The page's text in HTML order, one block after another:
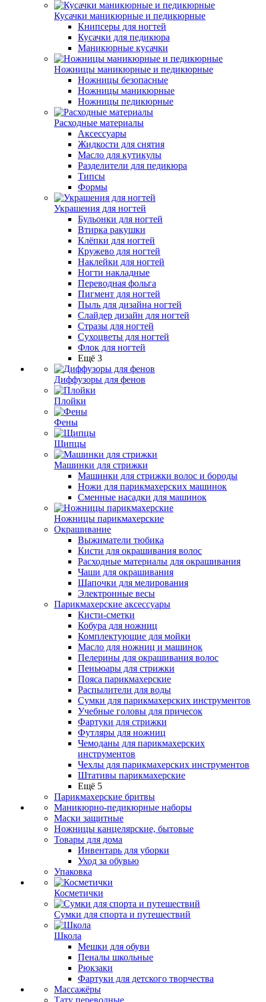
Кусачки маникюрные и педикюрные
Книпсеры для ногтей
Кусачки для педикюра
Маникюрные кусачки
Ножницы маникюрные и педикюрные
Ножницы безопасные
Ножницы маникюрные
Ножницы педикюрные
Расходные материалы
Аксессуары
Жидкости для снятия
Масло для кутикулы
Разделители для педикюра
Типсы
Формы
Украшения для ногтей
Бульонки для ногтей
Втирка ракушки
Клёпки для ногтей
Кружево для ногтей
Наклейки для ногтей
Ногти накладные
Переводная фольга
Пигмент для ногтей
Пыль для дизайна ногтей
Слайдер дизайн для ногтей
Стразы для ногтей
Сухоцветы для ногтей
Флок для ногтей
Ещё 3
Диффузоры для фенов
Плойки
Фены
Щипцы
Машинки для стрижки
Машинки для стрижки волос и бороды
Ножи для парикмахерских машинок
Сменные насадки для машинок
Ножницы парикмахерские
Окрашивание
Выжиматели тюбика
Кисти для окрашивания волос
Расходные материалы для окрашивания
Чаши для окрашивания
Шапочки для мелирования
Электронные весы
Парикмахерские аксессуары
Кисти-сметки
Кобура для ножниц
Комплектующие для мойки
Масло для ножниц и машинок
Пелерины для окрашивания волос
Пеньюары для стрижки
Пояса парикмахерские
Распылители для воды
Сумки для парикмахерских инструментов
Учебные головы для причесок
Фартуки для стрижки
Футляры для ножниц
Чемоданы для парикмахерских
инструментов
Чехлы для парикмахерских инструментов
Штативы парикмахерские
Ещё 5
Парикмахерские бритвы
Маникюрно-педикюрные наборы
Маски защитные
Ножницы канцелярские, бытовые
Товары для дома
Инвентарь для уборки
Уход за обувью
Упаковка
Косметички
Сумки для спорта и путешествий
Школа
Мешки для обуви
Пеналы школьные
Рюкзаки
Фартуки для детского творчества
Массажёры
Тату переводные